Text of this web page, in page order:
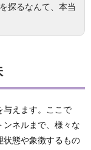
探るなんて、本当
与えます。ここで
ンネルまで、様々な
状態や象徴するもの